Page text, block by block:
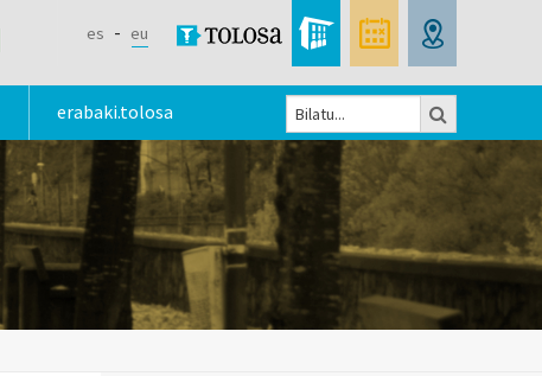
es eu
erabaki.tolosa
Bilaketa
formularioa